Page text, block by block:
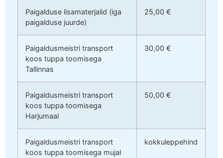
Paigalduse lisamaterjalid (iga
paigalduse juurde)
25,00 €
Paigaldusmeistri transport
koos tuppa toomisega
Tallinnas
30,00 €
Paigaldusmeistri transport
koos tuppa toomisega
Harjumaal
50,00 €
Paigaldusmeistri transport
koos tuppa toomisega mujal
kokkuleppehind